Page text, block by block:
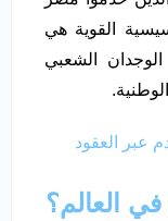
القوية هي
الشعبي
عبر العقود
في العالم؟